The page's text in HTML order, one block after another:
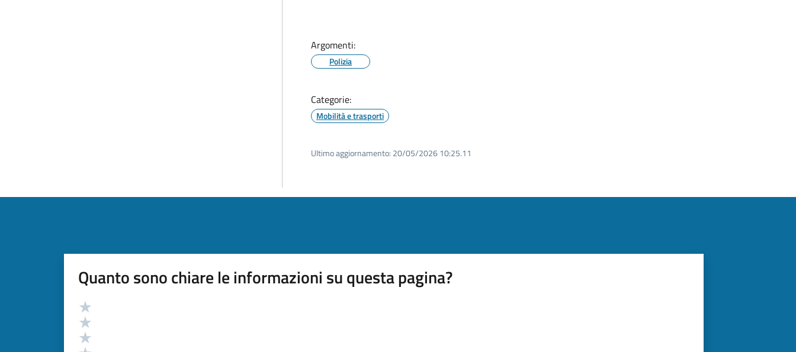
Argomenti:
Polizia
Categorie:
Mobilità e trasporti
Ultimo aggiornamento: 20/05/2026 10:25.11
Quanto sono chiare le informazioni su questa pagina?
Valutazione